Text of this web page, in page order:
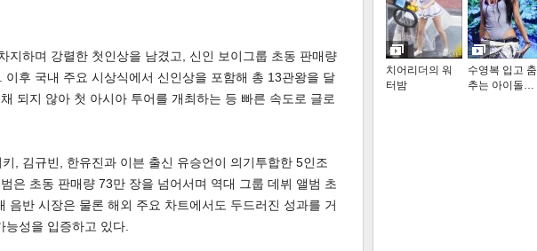
지하며 강렬한 첫인상을 남겼고, 신인 보이그룹 초동 판매량
후 국내 주요 시상식에서 신인상을 포함해 총 13관왕을 달
되지 않아 첫 아시아 투어를 개최하는 등 빠른 속도로 글로
, 김규빈, 한유진과 이븐 출신 유승언이 의기투합한 5인조
은 초동 판매량 73만 장을 넘어서며 역대 그룹 데뷔 앨범 초
음반 시장은 물론 해외 주요 차트에서도 두드러진 성과를 거
성을 입증하고 있다.
치어리더의 워
터밤
수영복 입고 춤
추는 아이돌…